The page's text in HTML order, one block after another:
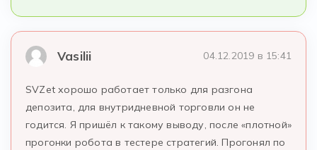
Vasilii 04.12.2019 в 15:41
SVZet хорошо работает только для разгона
депозита, для внутридневной торговли он не
годится. Я пришёл к такому выводу, после «плотной»
прогонки робота в тестере стратегий. Прогонял по